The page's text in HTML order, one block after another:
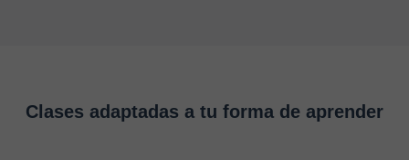
Clases adaptadas a tu forma de aprender